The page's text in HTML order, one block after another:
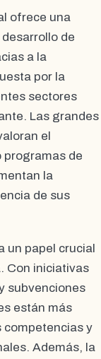
ofrece una
de
a la
por la
sectores
Las grandes
el
programas de
la
de sus
un papel crucial
Con iniciativas
subvenciones
están más
competencias y
Además, la